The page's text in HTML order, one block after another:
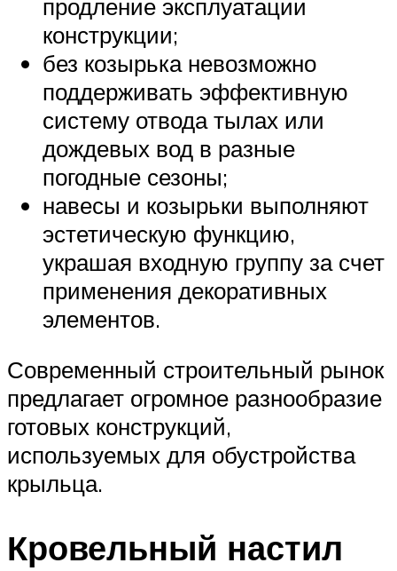
продление эксплуатации
конструкции;
без козырька невозможно
поддерживать эффективную
систему отвода тылах или
дождевых вод в разные
погодные сезоны;
навесы и козырьки выполняют
эстетическую функцию,
украшая входную группу за счет
применения декоративных
элементов.
Современный строительный рынок
предлагает огромное разнообразие
готовых конструкций,
используемых для обустройства
крыльца.
Кровельный настил